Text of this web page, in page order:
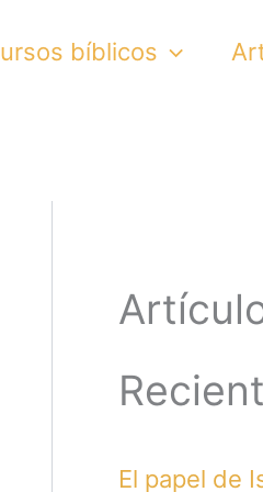
bíblicos
El papel de